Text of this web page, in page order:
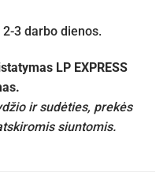
3 darbo dienos.
LP EXPRESS
ir sudėties, prekės
siuntomis.